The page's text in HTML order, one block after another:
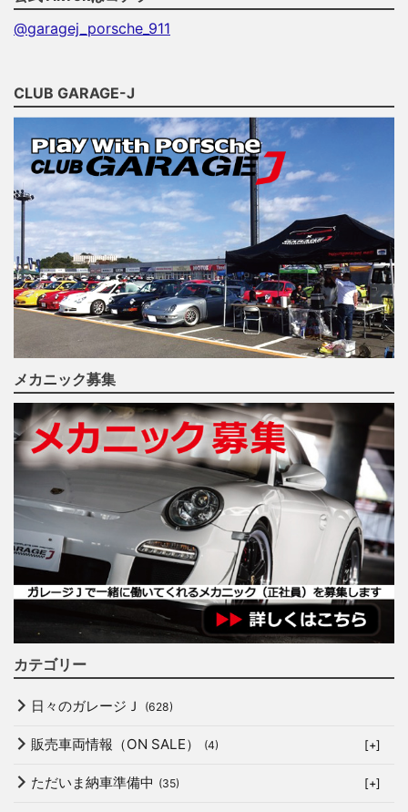
@garagej_porsche_911
CLUB GARAGE-J
メカニック募集
カテゴリー
日々のガレージＪ (628)
販売車両情報（ON SALE） (4) [+]
ただいま納車準備中 (35) [+]